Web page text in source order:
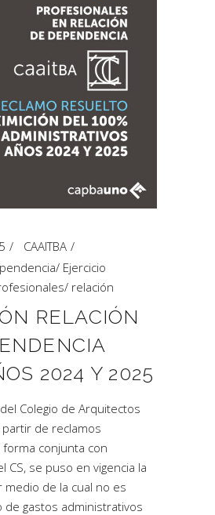
CAAITBA
/ Ejercicio
/ relación
RELACIÓN
2024 Y 2025
Colegio de Arquitectos
de reclamos
conjunta con
CS, se puso en vigencia la
medio de la cual no es
de gastos administrativos